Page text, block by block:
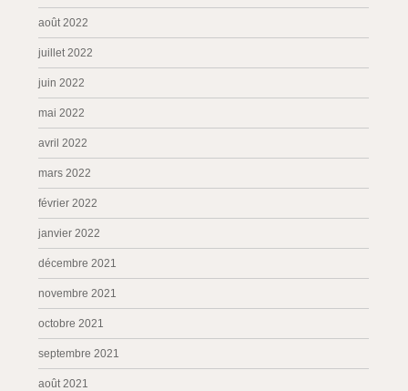
août 2022
juillet 2022
juin 2022
mai 2022
avril 2022
mars 2022
février 2022
janvier 2022
décembre 2021
novembre 2021
octobre 2021
septembre 2021
août 2021